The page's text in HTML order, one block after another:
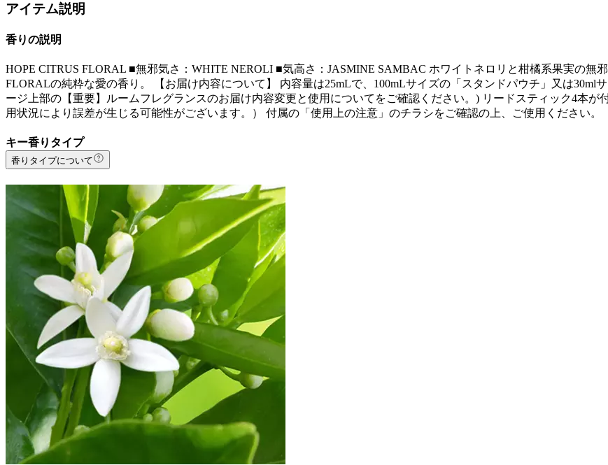
アイテム説明
香りの説明
HOPE CITRUS FLORAL ■無邪気さ：WHITE NEROLI ■気高さ：JASMINE SAMBAC ホワイトネロリと柑橘系果実の無
FLORALの純粋な愛の香り。 【お届け内容について】 内容量は25mLで、100mLサイズの「スタンドパウチ」又は
ージ上部の【重要】ルームフレグランスのお届け内容変更と使用についてをご確認ください。) リードスティック4本
用状況により誤差が生じる可能性がございます。） 付属の「使用上の注意」のチラシをご確認の上、ご使用ください。
キー香りタイプ
香りタイプについて